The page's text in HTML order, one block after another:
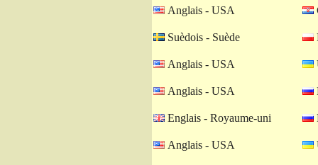
Anglais - USA
Suèdois - Suède
Anglais - USA
Anglais - USA
Englais - Royaume-uni
Anglais - USA